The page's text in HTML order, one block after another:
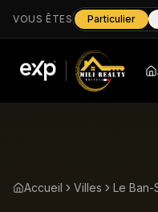
VOUS ÊTES Particulier
Accueil Villes Le Ban-